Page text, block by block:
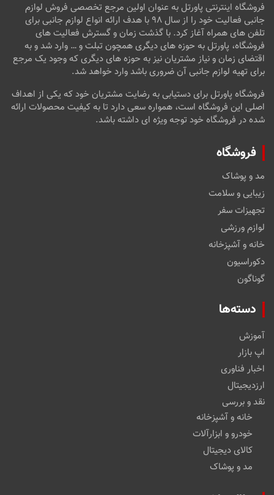
فروشگاه اینترنتی پاورتل به عنوان اولین مرجع تخصصی فروش لوازم
جانبی فعالیت خود را از سال ۹۸ با هدف ارائه انواع لوازم جانبی برای
تلفن های همراه آغاز کرد. با گذشت زمان و گسترش فعالیت های
فروشگاه، پاورتل به حوزه های دیگری همچون تبلت و … وارد شد و به
اقتضای زمان و نیاز مشتریان نیز به حوزه های دیگری که وجود یک مرجع
برای تهیه لوازم جانبی آن ضروری باشد وارد خواهد شد.
فروشگاه پاورتل برای دستیابی به رضایت مشتریان خود که یکی از اهداف
اصلی این فروشگاه است، همواره سعی دارد تا به کیفیت محصولات ارائه
شده در فروشگاه خود توجه ویژه ای داشته باشد.
فروشگاه
مد و پوشاک
زیبایی و سلامت
تجهیزات سفر
لوازم ورزشی
خانه و آشپزخانه
دکوراسیون
گوناگون
دسته‌ها
آموزش
اپ بازار
اخبار فناوری
ارزدیجیتال
نقد و بررسی
خانه و آشپزخانه
خودرو و ابزارآلات
کالای دیجیتال
مد و پوشاک